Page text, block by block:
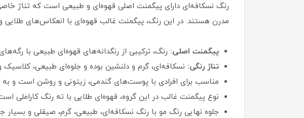
رنگ نسکافه‌ای دارای پیگمنت اصلی قهوه‌ای و طبیعی است که تناژ
مدرن هستند. در این رنگ، پیگمنت غالب قهوه‌ای با انعکاس‌های
پیگمنت اصلی: رنگ، ترکیبی از رنگدانه‌های قهوه‌ای طبیعی با
تناژ رنگی: نسکافه‌ای، گرم و دلنشین بوده و جلوه‌ای طبیعی،
مناسب برای افرادی با پوست‌های گندمی، زیتونی و روشن است و
نوع پیگمنت غالب در این گروه، قهوه‌ای طلایی با ته رنگ کاراملی
جلوه نهایی رنگ مو با رنگ نسکافه‌ای، طبیعی، گرم، صیقلی و بسیار